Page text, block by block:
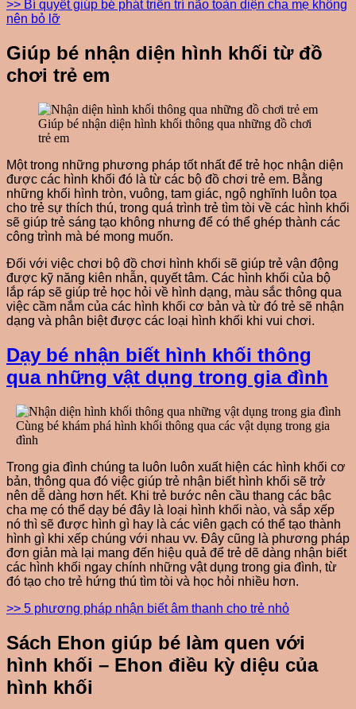
>> Bí quyết giúp bé phát triển trí não toàn diện cha mẹ không
nên bỏ lỡ
Giúp bé nhận diện hình khối từ đồ
chơi trẻ em
Giúp bé nhận diện hình khối thông qua những đồ chơi
trẻ em
Một trong những phương pháp tốt nhất để trẻ học nhận diện
được các hình khối đó là từ các bộ đồ chơi trẻ em. Bằng
những khối hình tròn, vuông, tam giác, ngộ nghĩnh luôn tọa
cho trẻ sự thích thú, trong quá trình trẻ tìm tòi về các hình khối
sẽ giúp trẻ sáng tạo không nhưng để có thể ghép thành các
công trình mà bé mong muốn.
Đối với việc chơi bộ đồ chơi hình khối sẽ giúp trẻ vận động
được kỹ năng kiên nhẫn, quyết tâm. Các hình khối của bộ
lắp ráp sẽ giúp trẻ học hỏi về hình dạng, màu sắc thông qua
việc cầm nắm của các hình khối cơ bản và từ đó trẻ sẽ nhận
dạng và phân biệt được các loại hình khối khi vui chơi.
Dạy bé nhận biết hình khối thông
qua những vật dụng trong gia đình
Cùng bé khám phá hình khối thông qua các vật dụng trong gia
đình
Trong gia đình chúng ta luôn luôn xuất hiện các hình khối cơ
bản, thông qua đó việc giúp trẻ nhận biết hình khối sẽ trở
nên dễ dàng hơn hết. Khi trẻ bước nên cầu thang các bậc
cha mẹ có thể dạy bé đây là loại hình khối nào, và sắp xếp
nó thì sẽ được hình gì hay là các viên gạch có thể tạo thành
hình gì khi xếp chúng với nhau vv. Đây cũng là phương pháp
đơn giản mà lại mang đến hiệu quả để trẻ dẽ dàng nhận biết
các hình khối ngay chính những vật dụng trong gia đình, từ
đó tạo cho trẻ hứng thú tìm tòi và học hỏi nhiều hơn.
>> 5 phương pháp nhận biết âm thanh cho trẻ nhỏ
Sách Ehon giúp bé làm quen với
hình khối – Ehon điều kỳ diệu của
hình khối